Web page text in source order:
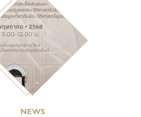
NEWS